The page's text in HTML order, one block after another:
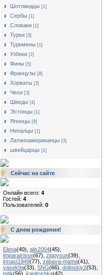
Шотландцы [1]
Сербы [1]
Словаки [1]
Турки [3]
Туркмены [1]
Узбеки [2]
Фины [5]
Французы [8]
Хорваты [3]
Чехи [3]
Шведы [4]
Эстонцы [1]
Японцы [9]
Непалцы [1]
Латиноамериканцы [3]
швейцарцы [1]
Сейчас на сайте
Онлайн всего: 4
Гостей: 4
Пользователей: 0
С днем рождения!
Elena(40) alis2004(45)
imparatrisse(67) zippysun(39)
innast1949(77) zabava-mama(41)
vasek9a(33) SNG(66) dolinskiy2(53)
tatik(56) kapitoshka(42)